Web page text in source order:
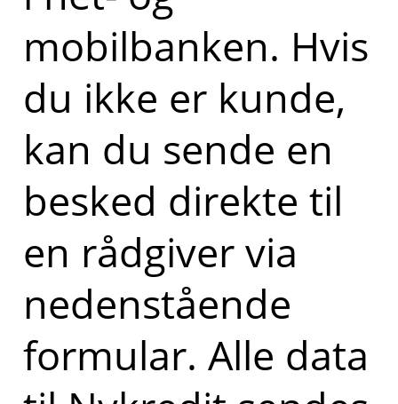
mobilbanken. Hvis
du ikke er kunde,
kan du sende en
besked direkte til
en rådgiver via
nedenstående
formular. Alle data